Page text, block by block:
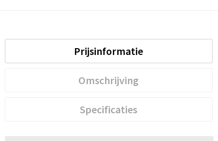
Prijsinformatie
Omschrijving
Specificaties